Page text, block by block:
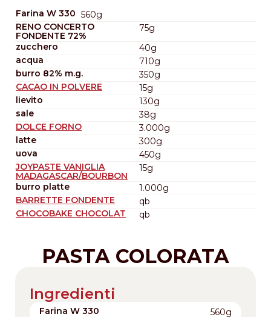
Farina W 330 560g
RENO CONCERTO
FONDENTE 72%
75g
zucchero
40g
acqua
710g
burro 82% m.g.
350g
CACAO IN POLVERE
15g
lievito
130g
sale
38g
DOLCE FORNO
3.000g
latte
300g
uova
450g
JOYPASTE VANIGLIA
MADAGASCAR/BOURBON
15g
burro platte
1.000g
BARRETTE FONDENTE
qb
CHOCOBAKE CHOCOLAT
qb
PASTA COLORATA
Ingredienti
Farina W 330
560g